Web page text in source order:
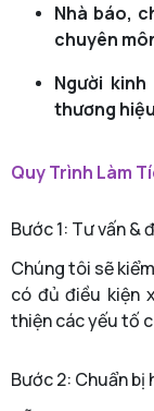
Nhà báo,
chuyên
Người
thương
Quy Trình Làm
Bước 1: Tư vấn &
Chúng tôi sẽ
có đủ điều kiện
thiện các yếu tố
Bước 2: Chuẩn bị